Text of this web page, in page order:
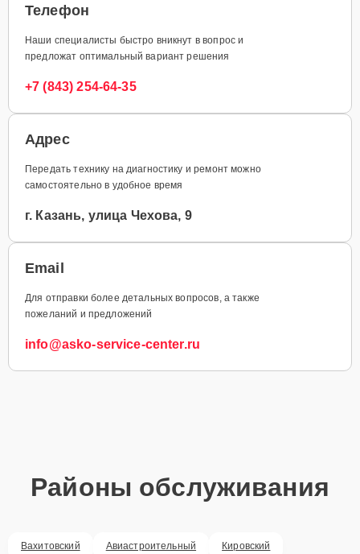
Телефон
Наши специалисты быстро вникнут в вопрос и
предложат оптимальный вариант решения
+7 (843) 254-64-35
Адрес
Передать технику на диагностику и ремонт можно
самостоятельно в удобное время
г. Казань, улица Чехова, 9
Email
Для отправки более детальных вопросов, а также
пожеланий и предложений
info@asko-service-center.ru
Районы обслуживания
Вахитовский Авиастроительный Кировский